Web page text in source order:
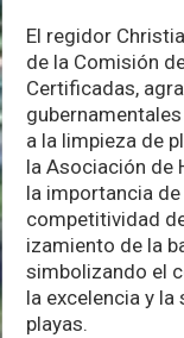
El regidor
de la Comisión
Certificadas,
a la limpieza de
la Asociación de
la importancia
competitividad
izamiento de la
simbolizando el
la excelencia y
playas.